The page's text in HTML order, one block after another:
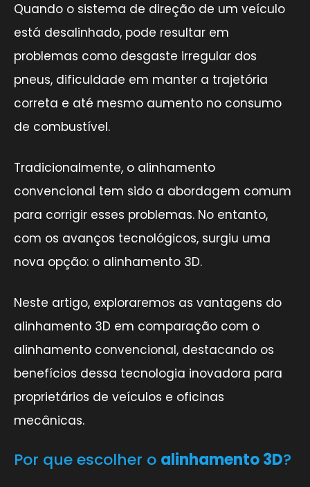
Quando o sistema de direção de um veículo
está desalinhado, pode resultar em
problemas como desgaste irregular dos
pneus, dificuldade em manter a trajetória
correta e até mesmo aumento no consumo
de combustível.
Tradicionalmente, o alinhamento
convencional tem sido a abordagem comum
para corrigir esses problemas. No entanto,
com os avanços tecnológicos, surgiu uma
nova opção: o alinhamento 3D.
Neste artigo, exploraremos as vantagens do
alinhamento 3D em comparação com o
alinhamento convencional, destacando os
benefícios dessa tecnologia inovadora para
proprietários de veículos e oficinas
mecânicas.
Por que escolher o alinhamento 3D?